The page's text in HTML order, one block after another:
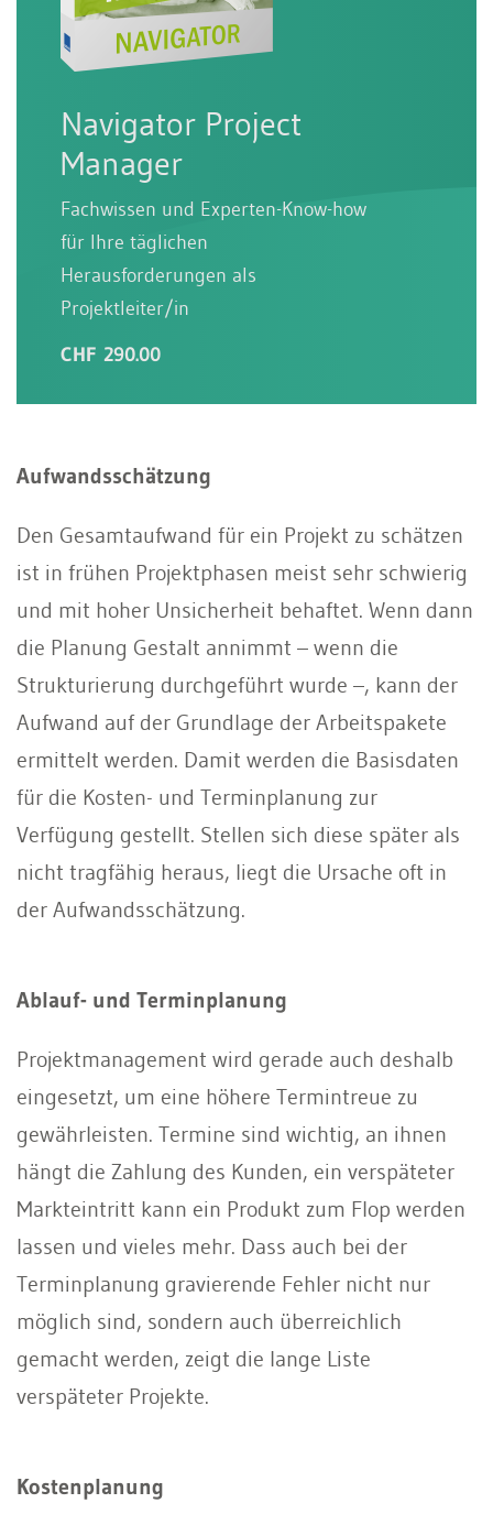
Navigator Project
Manager
Fachwissen und Experten-Know-how
für Ihre täglichen
Herausforderungen als
Projektleiter/in
CHF 290.00
Aufwandsschätzung
Den Gesamtaufwand für ein Projekt zu schätzen
ist in frühen Projektphasen meist sehr schwierig
und mit hoher Unsicherheit behaftet. Wenn dann
die Planung Gestalt annimmt – wenn die
Strukturierung durchgeführt wurde –, kann der
Aufwand auf der Grundlage der Arbeitspakete
ermittelt werden. Damit werden die Basisdaten
für die Kosten- und Terminplanung zur
Verfügung gestellt. Stellen sich diese später als
nicht tragfähig heraus, liegt die Ursache oft in
der Aufwandsschätzung.
Ablauf- und Terminplanung
Projektmanagement wird gerade auch deshalb
eingesetzt, um eine höhere Termintreue zu
gewährleisten. Termine sind wichtig, an ihnen
hängt die Zahlung des Kunden, ein verspäteter
Markteintritt kann ein Produkt zum Flop werden
lassen und vieles mehr. Dass auch bei der
Terminplanung gravierende Fehler nicht nur
möglich sind, sondern auch überreichlich
gemacht werden, zeigt die lange Liste
verspäteter Projekte.
Kostenplanung